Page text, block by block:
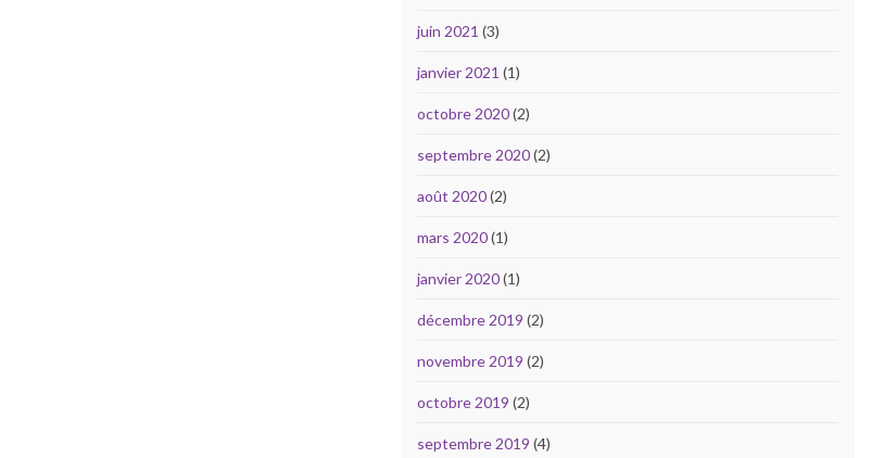
juin 2021 (3)
janvier 2021 (1)
octobre 2020(2)
septembre 2020(2)
août 2020(2)
mars 2020(1)
janvier 2020(1)
décembre 2019 (2)
novembre 2019 (2)
octobre 2019 (2)
septembre 2019 (4)